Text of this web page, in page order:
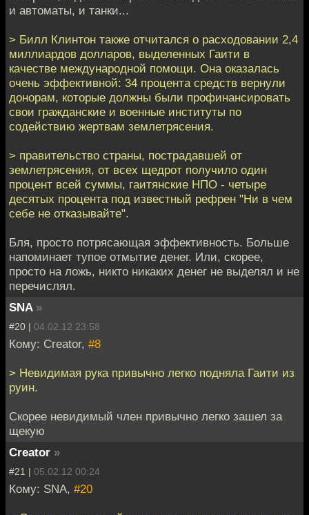
и автоматы, и танки...
> Билл Клинтон также отчитался о расходовании 2,4
миллиардов долларов, выделенных Гаити в
качестве международной помощи. Она оказалась
очень эффективной: 34 процента средств вернули
донорам, которые должны были профинансировать
свои гражданские и военные институты по
содействию жертвам землетрясения.
> правительство страны, пострадавшей от
землетрясения, от всех щедрот получило один
процент всей суммы, гаитянские НПО - четыре
десятых процента под известный рефрен "Ни в чем
себе не отказывайте".
Бля, просто потрясающая эффективность. Больше
напоминает тупое отмытие денег. Или, скорее,
просто на ложь, никто никаких денег не выделял и не
перечислял.
SNA »
#20 | 04.02.12 23:58
Кому: Creator, #8
> Невидимая рука привычно легко подняла Гаити из
руин.
Скорее невидимый член привычно легко зашел за
щекую
Creator »
#21 | 05.02.12 00:24
Кому: SNA, #20